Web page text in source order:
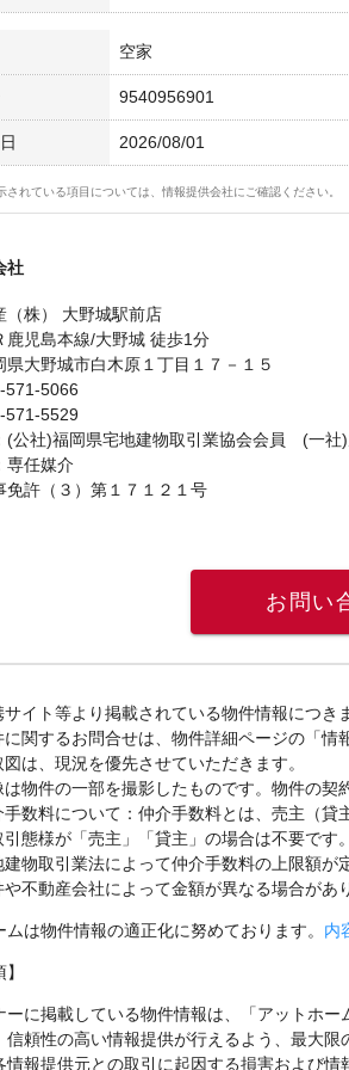
空家
9540956901
2026/08/01
れている項目については、情報提供会社にご確認ください。
社
（株） 大野城駅前店
鹿児島本線/大野城 徒歩1分
県大野城市白木原１丁目１７－１５
571-5066
571-5529
(公社)福岡県宅地建物取引業協会会員 (一社
専任媒介
免許（３）第１７１２１号
お問い
サイト等より掲載されている物件情報につ
に関するお問合せは、物件詳細ページの「
図は、現況を優先させていただきます。
は物件の一部を撮影したものです。物件の
手数料について：仲介手数料とは、売主（
態様が「売主」「貸主」の場合は不要です。
建物取引業法によって仲介手数料の上限額が
や不動産会社によって金額が異なる場合が
ムは物件情報の適正化に努めております。 内
ーに掲載している物件情報は、「アットホ
信頼性の高い情報提供が行えるよう、最大
情報提供元との取引に起因する損害および